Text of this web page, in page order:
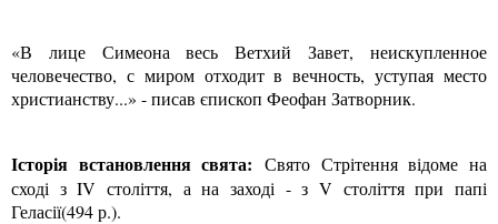
«В лице Симеона весь Ветхий Завет, неискупленное
человечество, с миром отходит в вечность, уступая место
христианству...» - писав єпископ Феофан Затворник.
Історія встановлення свята: Свято Стрітення відоме на
сході з IV століття, а на заході - з V століття при папі
Геласії(494 р.).